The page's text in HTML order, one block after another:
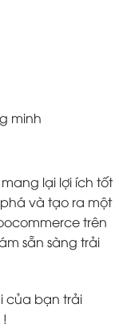
minh
lại lợi ích tốt
và tạo ra một
trên
sẵn sàng trải
của bạn trải